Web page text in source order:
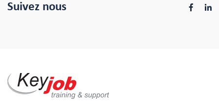
Suivez nous